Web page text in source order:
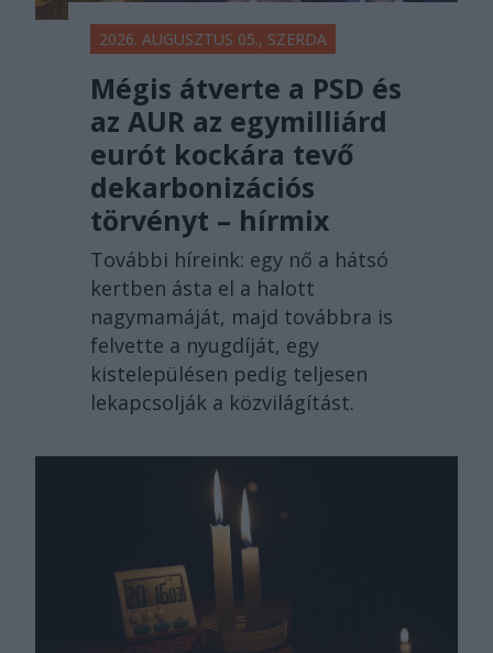
2026. AUGUSZTUS 05., SZERDA
Mégis átverte a PSD és
az AUR az egymilliárd
eurót kockára tevő
dekarbonizációs
törvényt – hírmix
További híreink: egy nő a hátsó
kertben ásta el a halott
nagymamáját, majd továbbra is
felvette a nyugdíját, egy
kistelepülésen pedig teljesen
lekapcsolják a közvilágítást.